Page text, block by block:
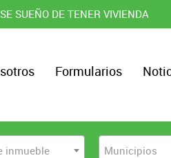
SUEÑO DE TENER VIVIENDA
Formularios
inmueble Municipios